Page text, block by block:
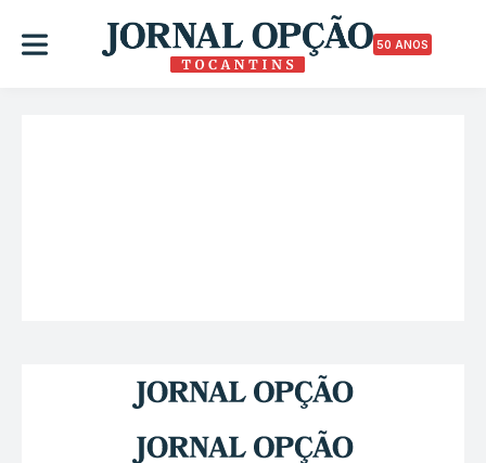
50 ANOS